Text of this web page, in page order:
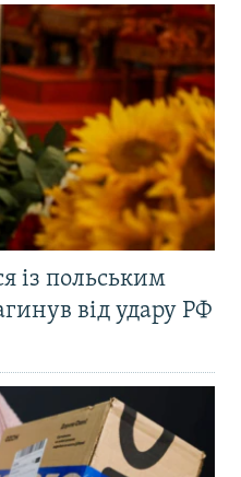
із польським
від удару РФ